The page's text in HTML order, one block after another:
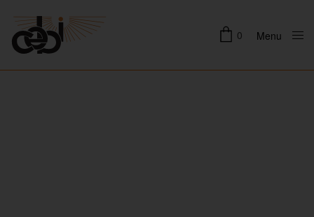
0 Menu